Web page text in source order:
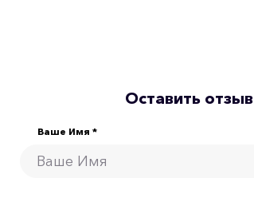
Оставить отзыв
Ваше Имя *